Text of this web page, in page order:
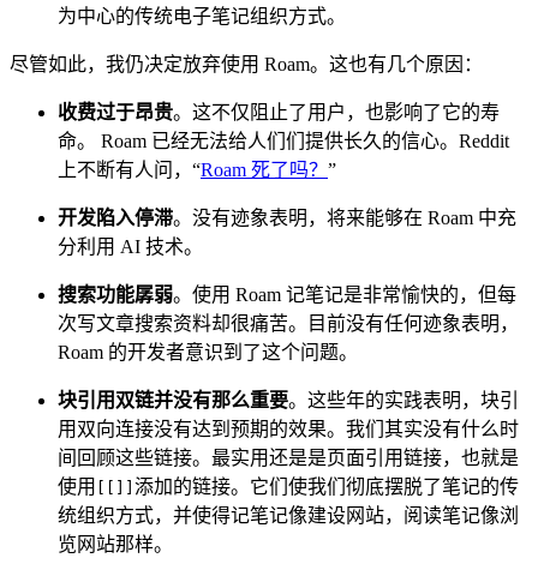
为中心的传统电子笔记组织方式。
尽管如此，我仍决定放弃使用 Roam。这也有几个原因：
收费过于昂贵。这不仅阻止了用户，也影响了它的寿
命。 Roam 已经无法给人们们提供长久的信心。Reddit
上不断有人问，“Roam 死了吗？ ”
开发陷入停滞。没有迹象表明，将来能够在 Roam 中充
分利用 AI 技术。
搜索功能孱弱。使用 Roam 记笔记是非常愉快的，但每
次写文章搜索资料却很痛苦。目前没有任何迹象表明，
Roam 的开发者意识到了这个问题。
块引用双链并没有那么重要。这些年的实践表明，块引
用双向连接没有达到预期的效果。我们其实没有什么时
间回顾这些链接。最实用还是是页面引用链接，也就是
使用
添加的链接。它们使我们彻底摆脱了笔记的传
统组织方式，并使得记笔记像建设网站，阅读笔记像浏
览网站那样。